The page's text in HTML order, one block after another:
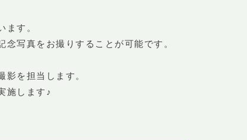
す。
写真をお撮りすることが可能です。
を担当します。
施します♪